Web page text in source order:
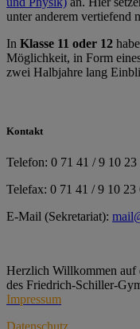
unter anderem vertiefend
In Klasse 11 oder 12
Möglichkeit, in Form
zwei Halbjahre lang
Kontakt
Telefon: 0 71 41 / 9 10 23
Telefax: 0 71 41 / 9 10 23
E-Mail (Sekretariat):
Herzlich Willkommen auf
des Friedrich-Schiller-
Impressum
Datenschutz